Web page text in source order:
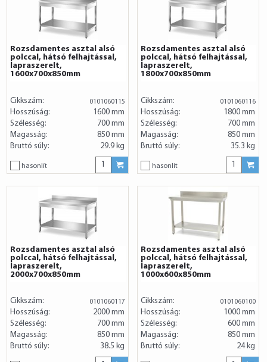
Rozsdamentes asztal alsó
polccal, hátsó felhajtással,
lapraszerelt,
1600x700x850mm
Cikkszám: 0101060115
Hosszúság:
1600 mm
Szélesség:
700 mm
Magasság:
850 mm
Bruttó súly:
29.9 kg
hasonlít
Rozsdamentes asztal alsó
polccal, hátsó felhajtással,
lapraszerelt,
1800x700x850mm
Cikkszám: 0101060116
Hosszúság:
1800 mm
Szélesség:
700 mm
Magasság:
850 mm
Bruttó súly:
35.3 kg
hasonlít
Rozsdamentes asztal alsó
polccal, hátsó felhajtással,
lapraszerelt,
2000x700x850mm
Cikkszám: 0101060117
Hosszúság:
2000 mm
Szélesség:
700 mm
Magasság:
850 mm
Bruttó súly:
38.5 kg
Rozsdamentes asztal alsó
polccal, hátsó felhajtással,
lapraszerelt,
1000x600x850mm
Cikkszám: 0101060100
Hosszúság:
1000 mm
Szélesség:
600 mm
Magasság:
850 mm
Bruttó súly:
24 kg